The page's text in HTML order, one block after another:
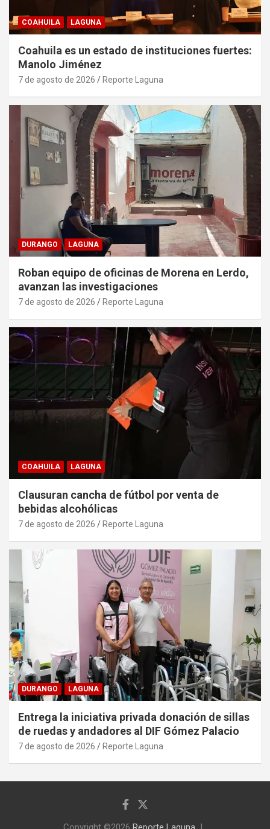
COAHUILA LAGUNA
Coahuila es un estado de instituciones fuertes:
Manolo Jiménez
7 de agosto de 2026 Reporte Laguna
DURANGO LAGUNA
Roban equipo de oficinas de Morena en Lerdo,
avanzan las investigaciones
7 de agosto de 2026 Reporte Laguna
COAHUILA LAGUNA
Clausuran cancha de fútbol por venta de
bebidas alcohólicas
7 de agosto de 2026 Reporte Laguna
DURANGO LAGUNA
Entrega la iniciativa privada donación de sillas
de ruedas y andadores al DIF Gómez Palacio
7 de agosto de 2026 Reporte Laguna